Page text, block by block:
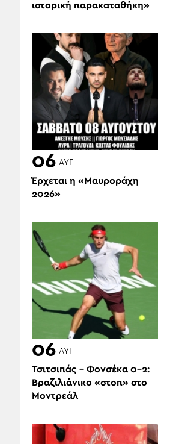
ιστορική παρακαταθήκη»
06 ΑΥΓ
Έρχεται η «Μαυροράχη
2026»
06 ΑΥΓ
Τσιτσιπάς – Φονσέκα 0-2:
Βραζιλιάνικο «στοπ» στο
Μοντρεάλ